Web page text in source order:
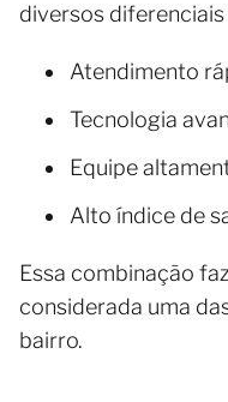
diversos
Atendimento
Tecnologia
Equipe
Alto índice de
Essa combinação
considerada uma
bairro.